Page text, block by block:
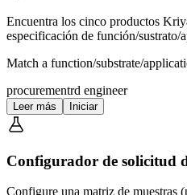
Encuentra los cinco productos
especificación de función/sustrato/
Match a function/substrate/
procurementrd engineer
Leer más Iniciar
Configurador de solicitud
Configure una matriz de muestras